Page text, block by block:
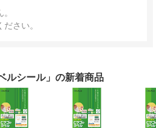
さい。
ルシール」の新着商品